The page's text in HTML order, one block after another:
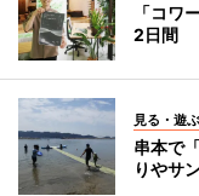
「コワ
2日間
見る・遊ぶ
串本で
りやサ